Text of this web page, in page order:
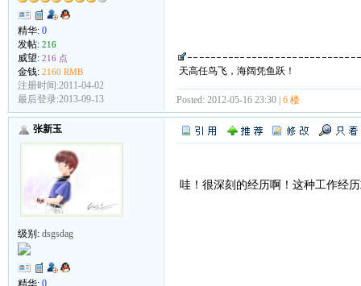
精华: 0
发帖: 216
威望: 216 点
金钱: 2160 RMB
注册时间:2011-04-02
最后登录:2013-09-13
天高任鸟飞，海阔凭鱼跃！
Posted: 2012-05-16 23:30 | 6 楼
张新玉
级别: dsgsdag
哇！很深刻的经历啊！这种工作经